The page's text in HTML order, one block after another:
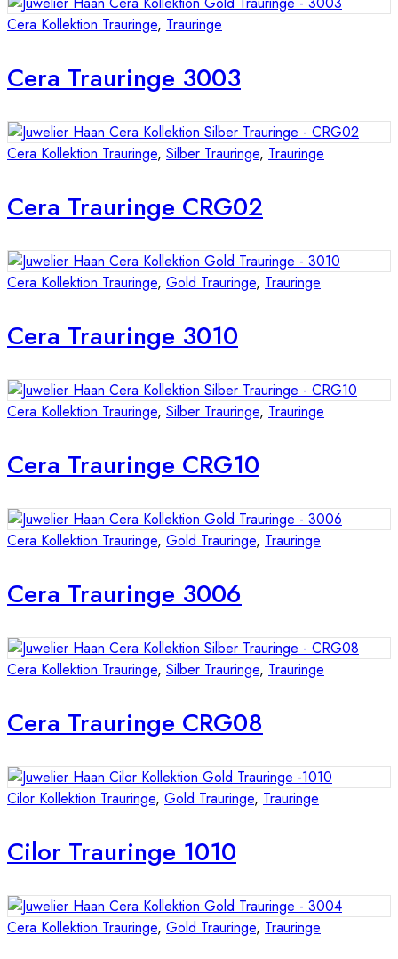
Cera Kollektion Trauringe, Trauringe
Cera Trauringe 3003
Cera Kollektion Trauringe, Silber Trauringe, Trauringe
Cera Trauringe CRG02
Cera Kollektion Trauringe, Gold Trauringe, Trauringe
Cera Trauringe 3010
Cera Kollektion Trauringe, Silber Trauringe, Trauringe
Cera Trauringe CRG10
Cera Kollektion Trauringe, Gold Trauringe, Trauringe
Cera Trauringe 3006
Cera Kollektion Trauringe, Silber Trauringe, Trauringe
Cera Trauringe CRG08
Cilor Kollektion Trauringe, Gold Trauringe, Trauringe
Cilor Trauringe 1010
Cera Kollektion Trauringe, Gold Trauringe, Trauringe